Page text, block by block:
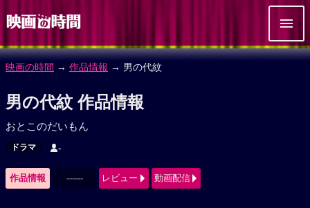
映画の時間 → 作品情報 → 男の代紋
男の代紋 作品情報
おとこのだいもん
ドラマ -
作品情報 ------ レビュー 動画配信